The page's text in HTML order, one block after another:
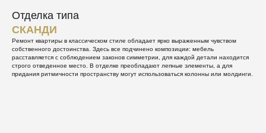
Отделка типа
СКАНДИ
Ремонт квартиры в классическом стиле обладает ярко выраженным чувством
собственного достоинства. Здесь все подчинено композиции: мебель
расставляется с соблюдением законов симметрии, для каждой детали находится
строго отведенное место. В отделке преобладают лепные элементы, а для
придания ритмичности пространству могут использоваться колонны или молдинги.